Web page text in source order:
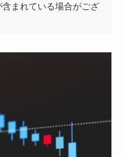
まれている場合がござ